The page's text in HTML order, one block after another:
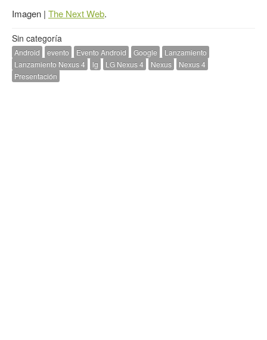
Imagen | The Next Web.
Sin categoría
Android evento Evento Android Google
Lanzamiento
Lanzamiento Nexus 4
lg LG Nexus 4 Nexus
Nexus 4
Presentación